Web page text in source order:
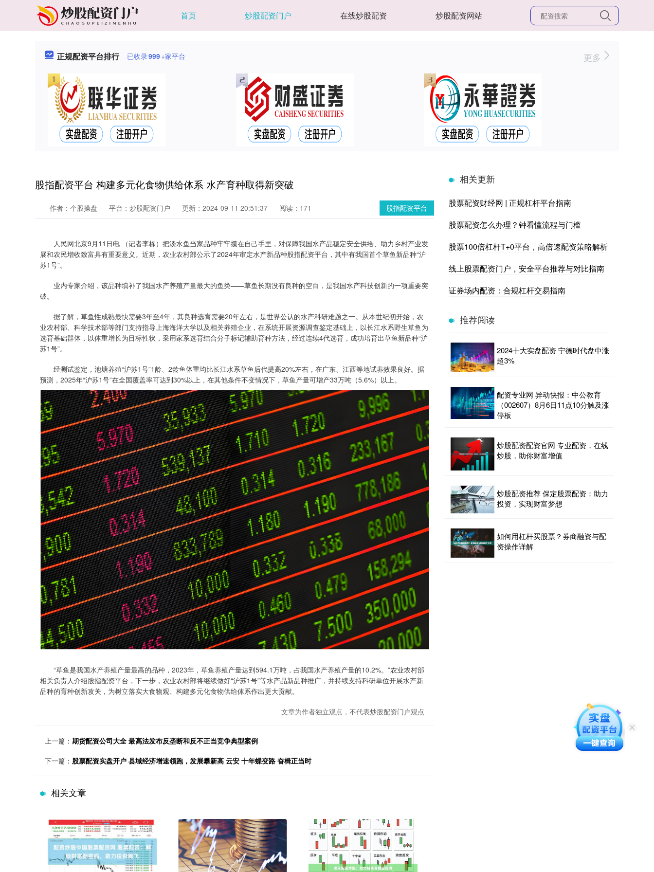
首页 炒股配资门户 在线炒股配资 炒股配资网站
正规配资平台排行 已收录999+家平台 更多
股指配资平台 构建多元化食物供给体系 水产育种取得新突破
股指配资平台
作者：个股操盘 平台：炒股配资门户 更新：2024-09-11 20:51:37 阅读：171
人民网北京9月11日电 （记者李栋）把淡水鱼当家品种牢牢攥在自己手里，对保障我国水产品稳定安全供给、助力乡村产业发
展和农民增收致富具有重要意义。近期，农业农村部公示了2024年审定水产新品种股指配资平台，其中有我国首个草鱼新品种“沪
苏1号”。
业内专家介绍，该品种填补了我国水产养殖产量最大的鱼类——草鱼长期没有良种的空白，是我国水产科技创新的一项重要突
破。
据了解，草鱼性成熟最快需要3年至4年，其良种选育需要20年左右，是世界公认的水产科研难题之一。从本世纪初开始，农
业农村部、科学技术部等部门支持指导上海海洋大学以及相关养殖企业，在系统开展资源调查鉴定基础上，以长江水系野生草鱼为
选育基础群体，以体重增长为目标性状，采用家系选育结合分子标记辅助育种方法，经过连续4代选育，成功培育出草鱼新品种“沪
苏1号”。
经测试鉴定，池塘养殖“沪苏1号”1龄、2龄鱼体重均比长江水系草鱼后代提高20%左右，在广东、江西等地试养效果良好。据
预测，2025年“沪苏1号”在全国覆盖率可达到30%以上，在其他条件不变情况下，草鱼产量可增产33万吨（5.6%）以上。
“草鱼是我国水产养殖产量最高的品种，2023年，草鱼养殖产量达到594.1万吨，占我国水产养殖产量的10.2%。”农业农村部
相关负责人介绍股指配资平台，下一步，农业农村部将继续做好“沪苏1号”等水产品新品种推广，并持续支持科研单位开展水产新
品种的育种创新攻关，为树立落实大食物观、构建多元化食物供给体系作出更大贡献。
文章为作者独立观点，不代表炒股配资门户观点
上一篇： 期货配资公司大全 最高法发布反垄断和反不正当竞争典型案例
下一篇： 股票配资实盘开户 县域经济增速领跑，发展攀新高 云安 十年蝶变路 奋楫正当时
相关文章
相关更新
股票配资财经网 | 正规杠杆平台指南
股票配资怎么办理？钟看懂流程与门槛
股票100倍杠杆T+0平台，高倍速配资策略解析
线上股票配资门户，安全平台推荐与对比指南
证券场内配资：合规杠杆交易指南
推荐阅读
2024十大实盘配资 宁德时代盘中涨
超3%
配资专业网 异动快报：中公教育
（002607）8月6日11点10分触及涨
停板
炒股配资配资官网 专业配资，在线
炒股，助你财富增值
炒股配资推荐 保定股票配资：助力
投资，实现财富梦想
如何用杠杆买股票？券商融资与配
资操作详解